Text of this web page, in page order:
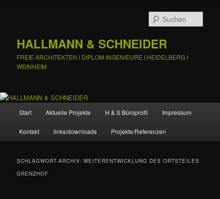
HALLMANN & SCHNEIDER
FREIE ARCHITEKTEN I DIPLOM INGENIEURE I HEIDELBERG I
WEINHEIM
Start Aktuelle Projekte H & S Büroprofil Impressum
Kontakt links/downloads Projekte/Referenzen
SCHLAGWORT-ARCHIV:WEITERENTWICKLUNG DES ORTSTEILES
GRENZHOF